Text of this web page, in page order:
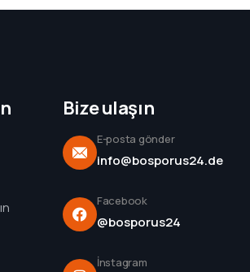
Bize ulaşın
E-posta gönder
info@bosporus24.de
Facebook
@bosporus24
İnstagram